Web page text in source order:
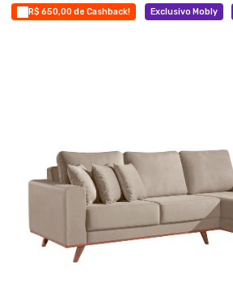
R$ 650,00 de Cashback! Exclusivo Mobly